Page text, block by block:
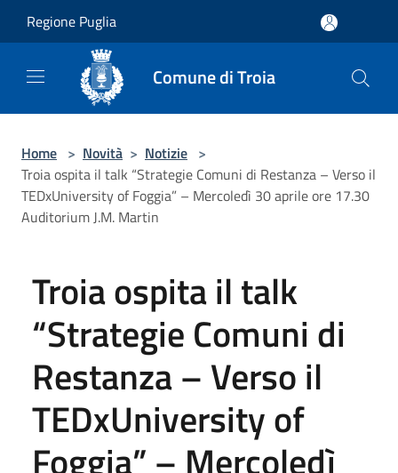
Regione Puglia
Comune di Troia
Home > Novità > Notizie >
Troia ospita il talk “Strategie Comuni di Restanza – Verso il
TEDxUniversity of Foggia” – Mercoledì 30 aprile ore 17.30
Auditorium J.M. Martin
Troia ospita il talk
“Strategie Comuni di
Restanza – Verso il
TEDxUniversity of
Foggia” – Mercoledì